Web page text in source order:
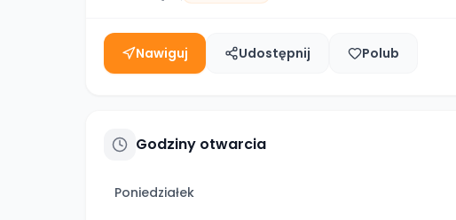
Nawiguj Udostępnij Polub
Godziny otwarcia
Poniedziałek